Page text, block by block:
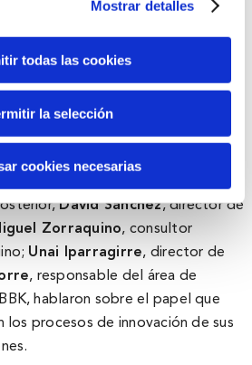
Mostrar detalles
todas las cookies
la selección
cookies necesarias
desgranar «lo que vendrá después
para los próximos años que
Trends Forum 2022 está la
hacia culturas regenerativas,
mitigar el daño al
hay que reparar y restaurar los
David Sánchez, director de
Zorraquino, consultor
Unai Iparragirre, director de
, responsable del área de
hablaron sobre el papel que
los procesos de innovación de sus